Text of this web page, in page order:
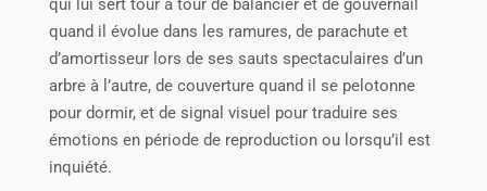
qui lui sert tour à tour de balancier et de gouvernail
quand il évolue dans les ramures, de parachute et
d’amortisseur lors de ses sauts spectaculaires d’un
arbre à l’autre, de couverture quand il se pelotonne
pour dormir, et de signal visuel pour traduire ses
émotions en période de reproduction ou lorsqu’il est
inquiété.